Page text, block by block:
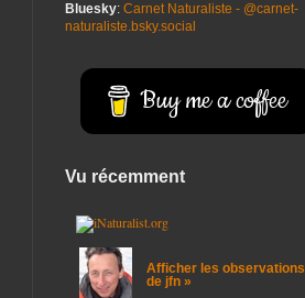
Bluesky: Carnet Naturaliste - @carnet-
naturaliste.bsky.social
Buy me a coffee
Vu récemment
Afficher les observations
de jfn »